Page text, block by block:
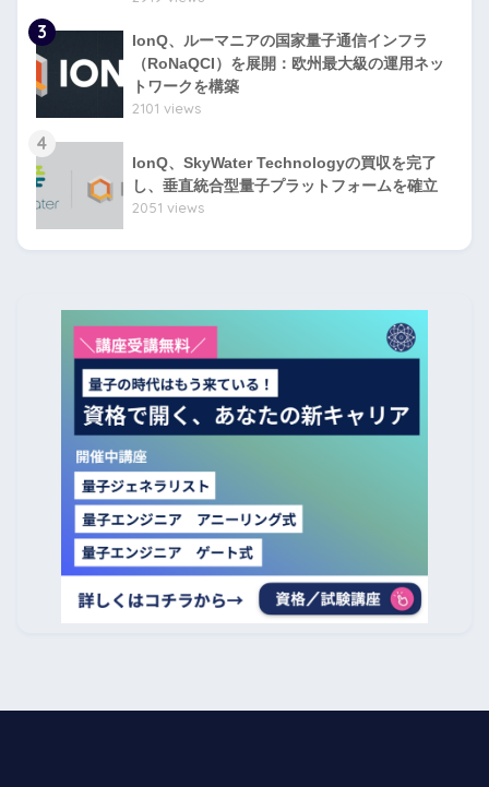
3
IonQ、ルーマニアの国家量子通信インフラ
（RoNaQCI）を展開：欧州最大級の運用ネッ
トワークを構築
2101 views
4
IonQ、SkyWater Technologyの買収を完了
し、垂直統合型量子プラットフォームを確立
2051 views